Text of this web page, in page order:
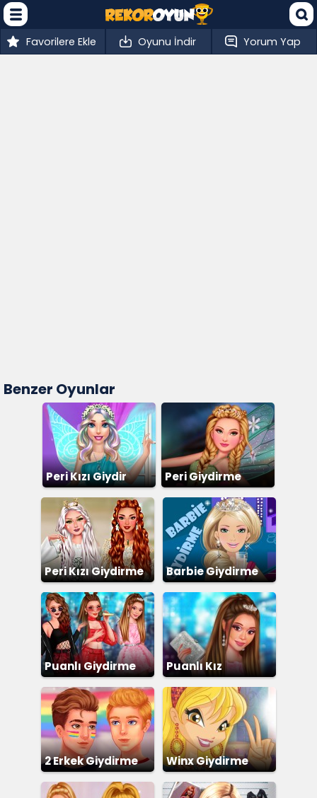
Favorilere Ekle Oyunu İndir Yorum Yap
Benzer Oyunlar
Peri Kızı Giydir Peri Giydirme
Peri Kızı Giydirme Barbie Giydirme
Puanlı Giydirme
Puanlı Kız
Giydirme
2 Erkek Giydirme Winx Giydirme